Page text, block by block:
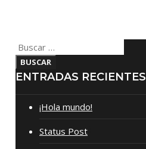
ENTRADAS RECIENTES
¡Hola mundo!
Status Post